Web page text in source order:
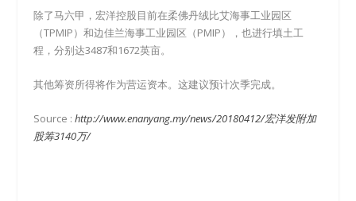
除了马六甲，宏洋控股目前在柔佛丹绒比艾海事工业园区
（TPMIP）和边佳兰海事工业园区（PMIP），也进行填土工
程，分别达3487和1672英亩。
其他筹资所得将作为营运资本。这建议预计次季完成。
Source :http://www.enanyang.my/news/20180412/宏洋发附加
股筹3140万/